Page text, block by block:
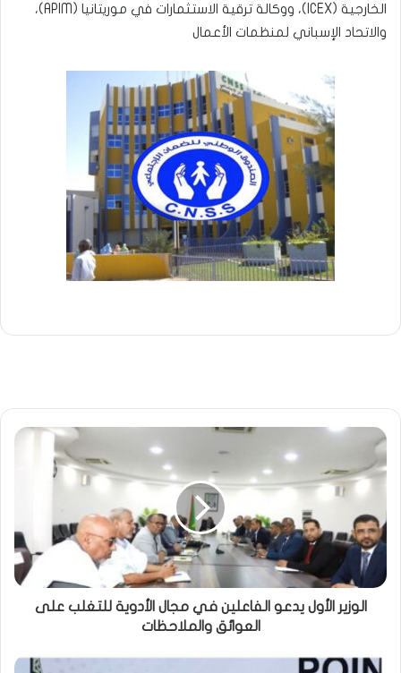
الخارجية (ICEX)، ووكالة ترقية الاستثمارات في موريتانيا (APIM)،
والاتحاد الإسباني لمنظمات الأعمال
الوزير الأول يدعو الفاعلين في مجال الأدوية للتغلب على
العوائق والملاحظات